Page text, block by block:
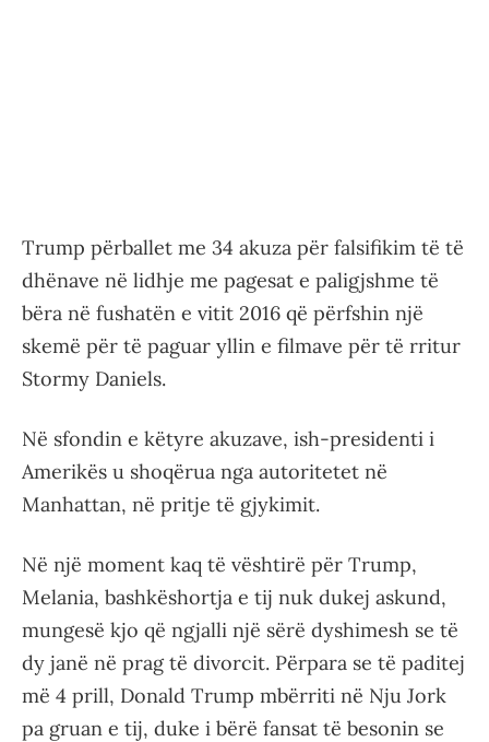
Trump përballet me 34 akuza për falsifikim të të
dhënave në lidhje me pagesat e paligjshme të
bëra në fushatën e vitit 2016 që përfshin një
skemë për të paguar yllin e filmave për të rritur
Stormy Daniels.
Në sfondin e këtyre akuzave, ish-presidenti i
Amerikës u shoqërua nga autoritetet në
Manhattan, në pritje të gjykimit.
Në një moment kaq të vështirë për Trump,
Melania, bashkëshortja e tij nuk dukej askund,
mungesë kjo që ngjalli një sërë dyshimesh se të
dy janë në prag të divorcit. Përpara se të paditej
më 4 prill, Donald Trump mbërriti në Nju Jork
pa gruan e tij, duke i bërë fansat të besonin se